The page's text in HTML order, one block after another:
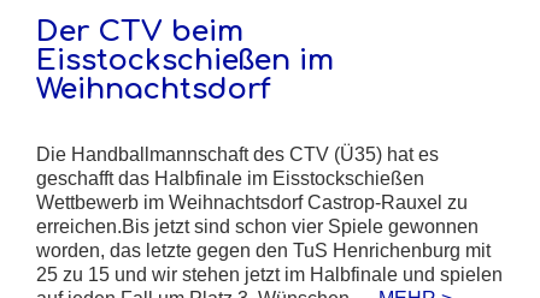
Der CTV beim
Eisstockschießen im
Weihnachtsdorf
Die Handballmannschaft des CTV (Ü35) hat es
geschafft das Halbfinale im Eisstockschießen
Wettbewerb im Weihnachtsdorf Castrop-Rauxel zu
erreichen.Bis jetzt sind schon vier Spiele gewonnen
worden, das letzte gegen den TuS Henrichenburg mit
25 zu 15 und wir stehen jetzt im Halbfinale und spielen